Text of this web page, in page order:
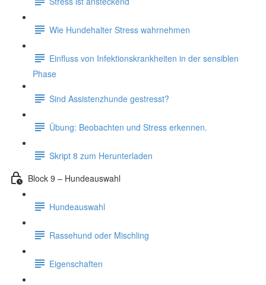
Wie Hundehalter Stress wahrnehmen
Einfluss von Infektionskrankheiten in der sensiblen
Phase
Sind Assistenzhunde gestresst?
Übung: Beobachten und Stress erkennen.
Skript 8 zum Herunterladen
Block 9 – Hundeauswahl
Hundeauswahl
Rassehund oder Mischling
Eigenschaften